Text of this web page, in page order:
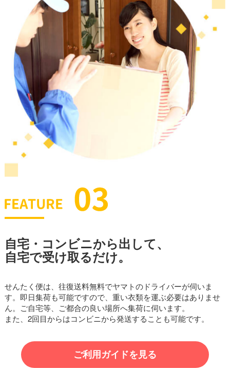
自宅・コンビニから出して、
自宅で受け取るだけ。
せんたく便は、往復送料無料でヤマトのドライバーが伺いま
す。即日集荷も可能ですので、重い衣類を運ぶ必要はありませ
ん。ご自宅等、ご都合の良い場所へ集荷に伺います。
また、2回目からはコンビニから発送することも可能です。
ご利用ガイドを見る